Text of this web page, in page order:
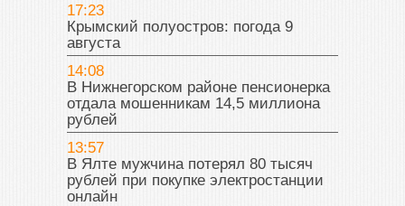
17:23
Крымский полуостров: погода 9
августа
14:08
В Нижнегорском районе пенсионерка
отдала мошенникам 14,5 миллиона
рублей
13:57
В Ялте мужчина потерял 80 тысяч
рублей при покупке электростанции
онлайн